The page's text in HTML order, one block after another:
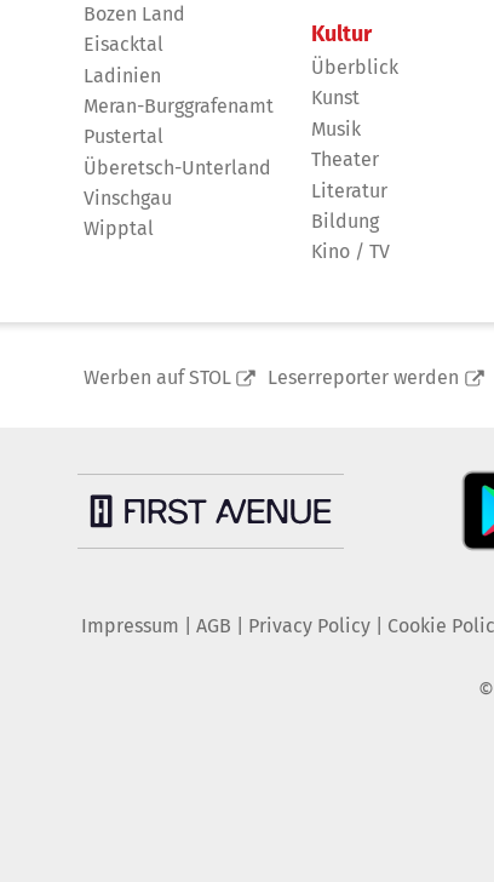
Bozen Land
Eisacktal
Ladinien
Meran-Burggrafenamt
Pustertal
Überetsch-Unterland
Vinschgau
Wipptal
Kultur
Überblick
Kunst
Musik
Theater
Literatur
Bildung
Kino / TV
Werben auf STOL Leserreporter werden
Impressum AGB Privacy Policy| Cookie
©